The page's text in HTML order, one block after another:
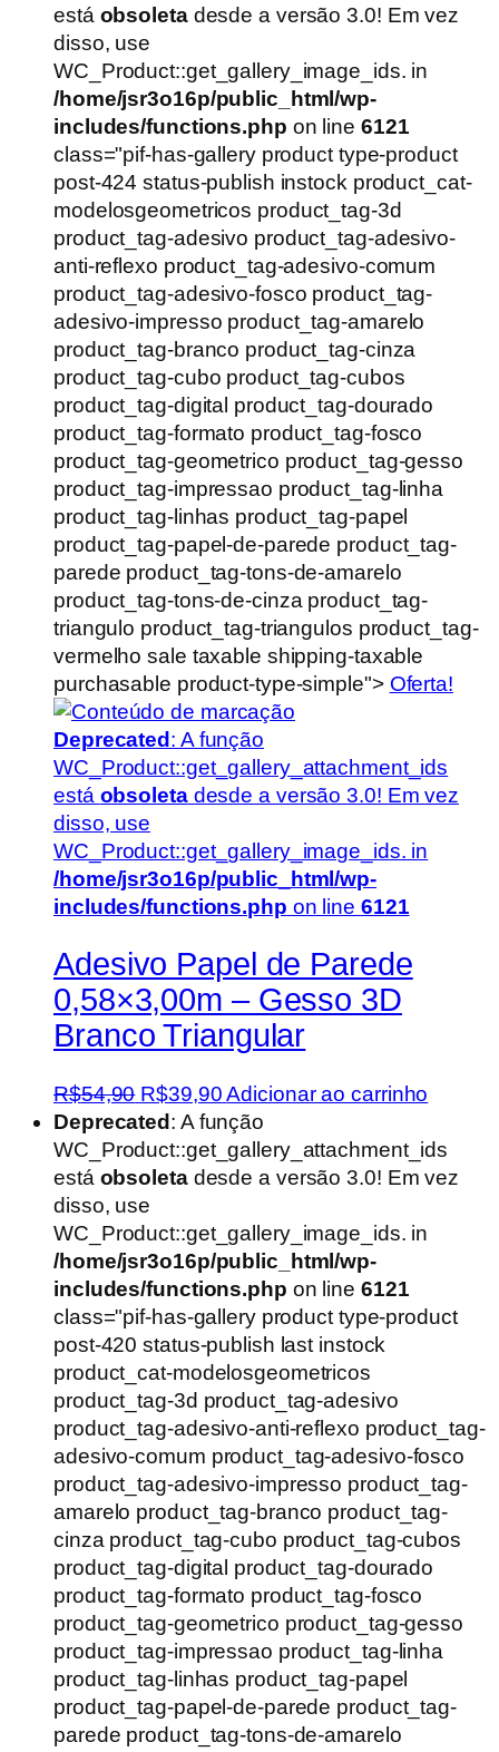
era:
R$54,90.
é:
está obsoletadesde a versão 3.0! Em vez
disso, use
WC_Product::get_gallery_image_ids. in
/home/jsr3o16p/public_html/wp-
includes/functions.php on line 6121
class="pif-has-gallery product type-product
post-424 status-publish instock product_cat-
modelosgeometricos product_tag-3d
product_tag-adesivo product_tag-adesivo-
anti-reflexo product_tag-adesivo-comum
product_tag-adesivo-fosco product_tag-
adesivo-impresso product_tag-amarelo
product_tag-branco product_tag-cinza
product_tag-cubo product_tag-cubos
product_tag-digital product_tag-dourado
product_tag-formato product_tag-fosco
product_tag-geometrico product_tag-gesso
product_tag-impressao product_tag-linha
product_tag-linhas product_tag-papel
product_tag-papel-de-parede product_tag-
parede product_tag-tons-de-amarelo
product_tag-tons-de-cinza product_tag-
triangulo product_tag-triangulos product_tag-
vermelho sale taxable shipping-taxable
purchasable product-type-simple"> Oferta!
Deprecated: A função
WC_Product::get_gallery_attachment_ids
está obsoletadesde a versão 3.0! Em vez
disso, use
WC_Product::get_gallery_image_ids. in
/home/jsr3o16p/public_html/wp-
includes/functions.php on line 6121
Adesivo Papel de Parede
0,58×3,00m – Gesso 3D
Branco Triangular
R$54,90 O
preço
original
era:
R$54,90.
R$39,90O
preço
atual
é:
Adicionar ao carrinho
Deprecated: A função
WC_Product::get_gallery_attachment_ids
está obsoletadesde a versão 3.0! Em vez
disso, use
WC_Product::get_gallery_image_ids. in
/home/jsr3o16p/public_html/wp-
includes/functions.php on line 6121
class="pif-has-gallery product type-product
post-420 status-publish last instock
product_cat-modelosgeometricos
product_tag-3d product_tag-adesivo
product_tag-adesivo-anti-reflexo product_tag-
adesivo-comum product_tag-adesivo-fosco
product_tag-adesivo-impresso product_tag-
amarelo product_tag-branco product_tag-
cinza product_tag-cubo product_tag-cubos
product_tag-digital product_tag-dourado
product_tag-formato product_tag-fosco
product_tag-geometrico product_tag-gesso
product_tag-impressao product_tag-linha
product_tag-linhas product_tag-papel
product_tag-papel-de-parede product_tag-
parede product_tag-tons-de-amarelo